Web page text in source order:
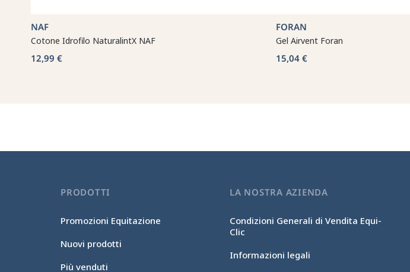
NAF
Cotone Idrofilo NaturalintX NAF
12,99 €
FORAN
Gel Airvent Foran
15,04 €
PRODOTTI
Promozioni Equitazione
Nuovi prodotti
Più venduti
LA NOSTRA AZIENDA
Condizioni Generali di Vendita Equi-
Clic
Informazioni legali